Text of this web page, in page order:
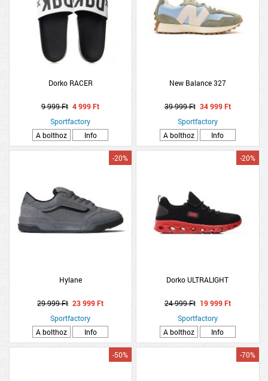
Dorko RACER
9 999 Ft 4 999 Ft
Sportfactory
A bolthoz
Info
New Balance 327
39 999 Ft 34 999 Ft
Sportfactory
A bolthoz
Info
Hylane
-20%
29 999 Ft 23 999 Ft
Sportfactory
A bolthoz
Info
Dorko ULTRALIGHT
-20%
24 999 Ft 19 999 Ft
Sportfactory
A bolthoz
Info
-50% -70%